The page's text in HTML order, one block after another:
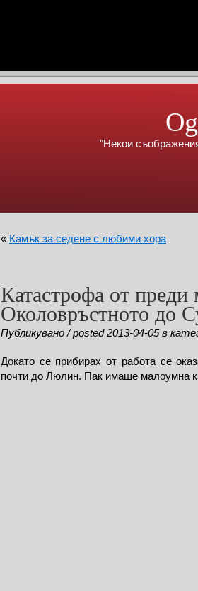
"Некои
« Камък за седене с любими хора
Катастрофа от преди
Околовръстното до
Публикувано / posted 2013-04-05 в
Докато се прибирах от работа се
почти до Люлин. Пак имаше малоумна